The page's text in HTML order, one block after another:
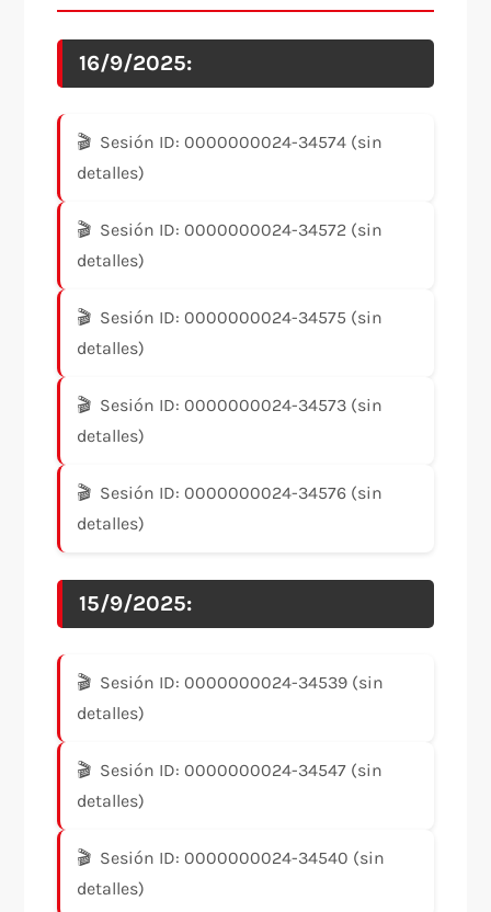
16/9/2025:
Sesión ID: 0000000024-34574 (sin
detalles)
Sesión ID: 0000000024-34572 (sin
detalles)
Sesión ID: 0000000024-34575 (sin
detalles)
Sesión ID: 0000000024-34573 (sin
detalles)
Sesión ID: 0000000024-34576 (sin
detalles)
15/9/2025:
Sesión ID: 0000000024-34539 (sin
detalles)
Sesión ID: 0000000024-34547 (sin
detalles)
Sesión ID: 0000000024-34540 (sin
detalles)